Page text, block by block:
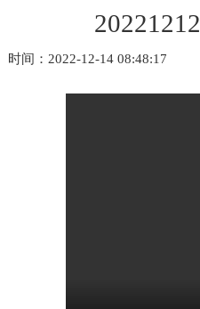
时间：2022-12-14 08:48:17